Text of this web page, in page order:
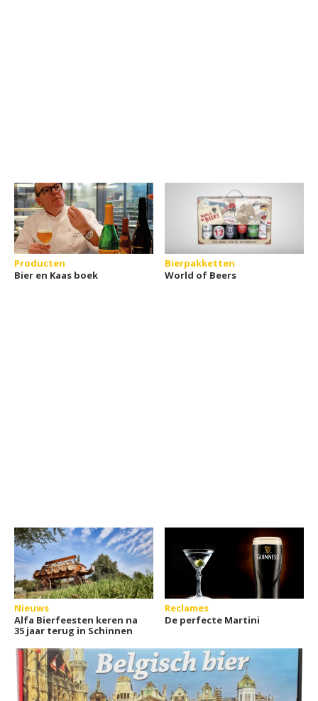
Producten
Bier en Kaas boek
Bierpakketten
World of Beers
Nieuws
Alfa Bierfeesten keren na
35 jaar terug in Schinnen
Reclames
De perfecte Martini